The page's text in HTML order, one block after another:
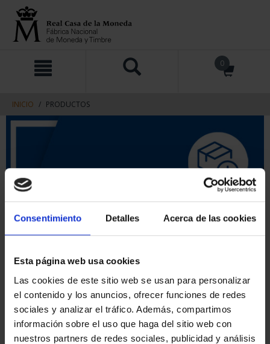
Consentimiento Detalles Acerca de las cookies
Esta página web usa cookies
Las cookies de este sitio web se usan para personalizar
el contenido y los anuncios, ofrecer funciones de redes
sociales y analizar el tráfico. Además, compartimos
información sobre el uso que haga del sitio web con
nuestros partners de redes sociales, publicidad y análisis
contenido
navegacin
0
INICIO PRODUCTOS
ORDENAR POR: